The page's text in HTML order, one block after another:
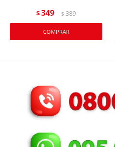
$349 $ 389